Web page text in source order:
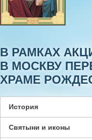
В РАМКАХ
В МОСКВУ
ХРАМЕ
История
Святыни и иконы